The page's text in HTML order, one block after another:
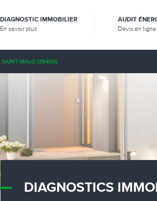
DIAGNOSTIC IMMOBILIER
En savoir plus
AUDIT
Devis en ligne
SAINT-MALO (35400)
DIAGNOSTICS